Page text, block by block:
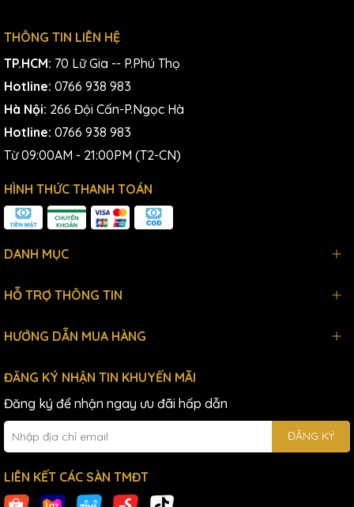
THÔNG TIN LIÊN HỆ
TP.HCM: 70 Lữ Gia -- P.Phú Thọ
Hotline: 0766 938 983
Hà Nội: 266 Đội Cấn-P.Ngọc Hà
Hotline: 0766 938 983
Từ 09:00AM - 21:00PM (T2-CN)
HÌNH THỨC THANH TOÁN
DANH MỤC
HỖ TRỢ THÔNG TIN
HƯỚNG DẪN MUA HÀNG
ĐĂNG KÝ NHẬN TIN KHUYẾN MÃI
Đăng ký để nhận ngay ưu đãi hấp dẫn
ĐĂNG KÝ
LIÊN KẾT CÁC SÀN TMĐT